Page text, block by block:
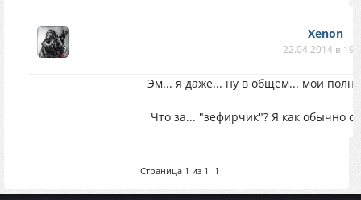
Xenon
22.04.2014 в
Эм... я даже... ну в общем... мои
Что за... "зефирчик"? Я как обычно
Страница 1 из 1 1